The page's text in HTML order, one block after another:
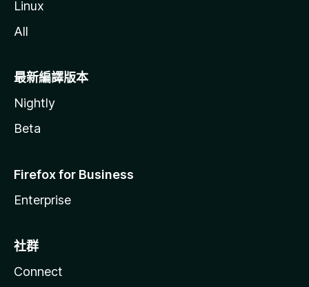
Linux
All
最新編譯版本
Nightly
Beta
Firefox for Business
Enterprise
社群
Connect